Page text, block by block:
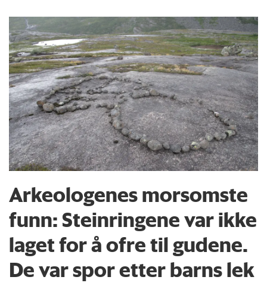
Arkeologenes morsomste
funn: Steinringene var ikke
laget for å ofre til gudene.
De var spor etter barns lek